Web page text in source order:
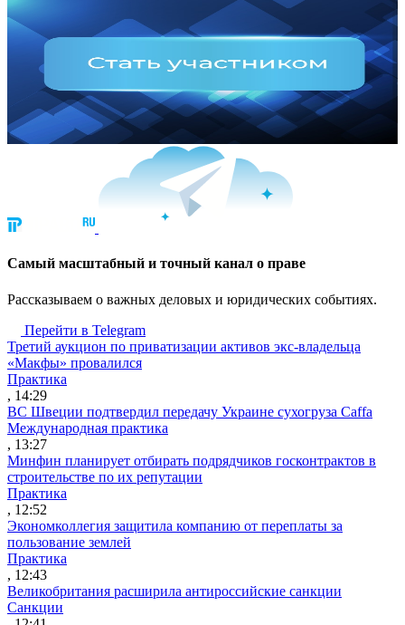
Cамый масштабный и точный канал о праве
Рассказываем о важных деловых и юридических событиях.
Перейти в Telegram
Третий аукцион по приватизации активов экс-владельца
«Макфы» провалился
Практика
, 14:29
ВС Швеции подтвердил передачу Украине сухогруза Caffa
Международная практика
, 13:27
Минфин планирует отбирать подрядчиков госконтрактов в
строительстве по их репутации
Практика
, 12:52
Экономколлегия защитила компанию от переплаты за
пользование землей
Практика
, 12:43
Великобритания расширила антироссийские санкции
Санкции